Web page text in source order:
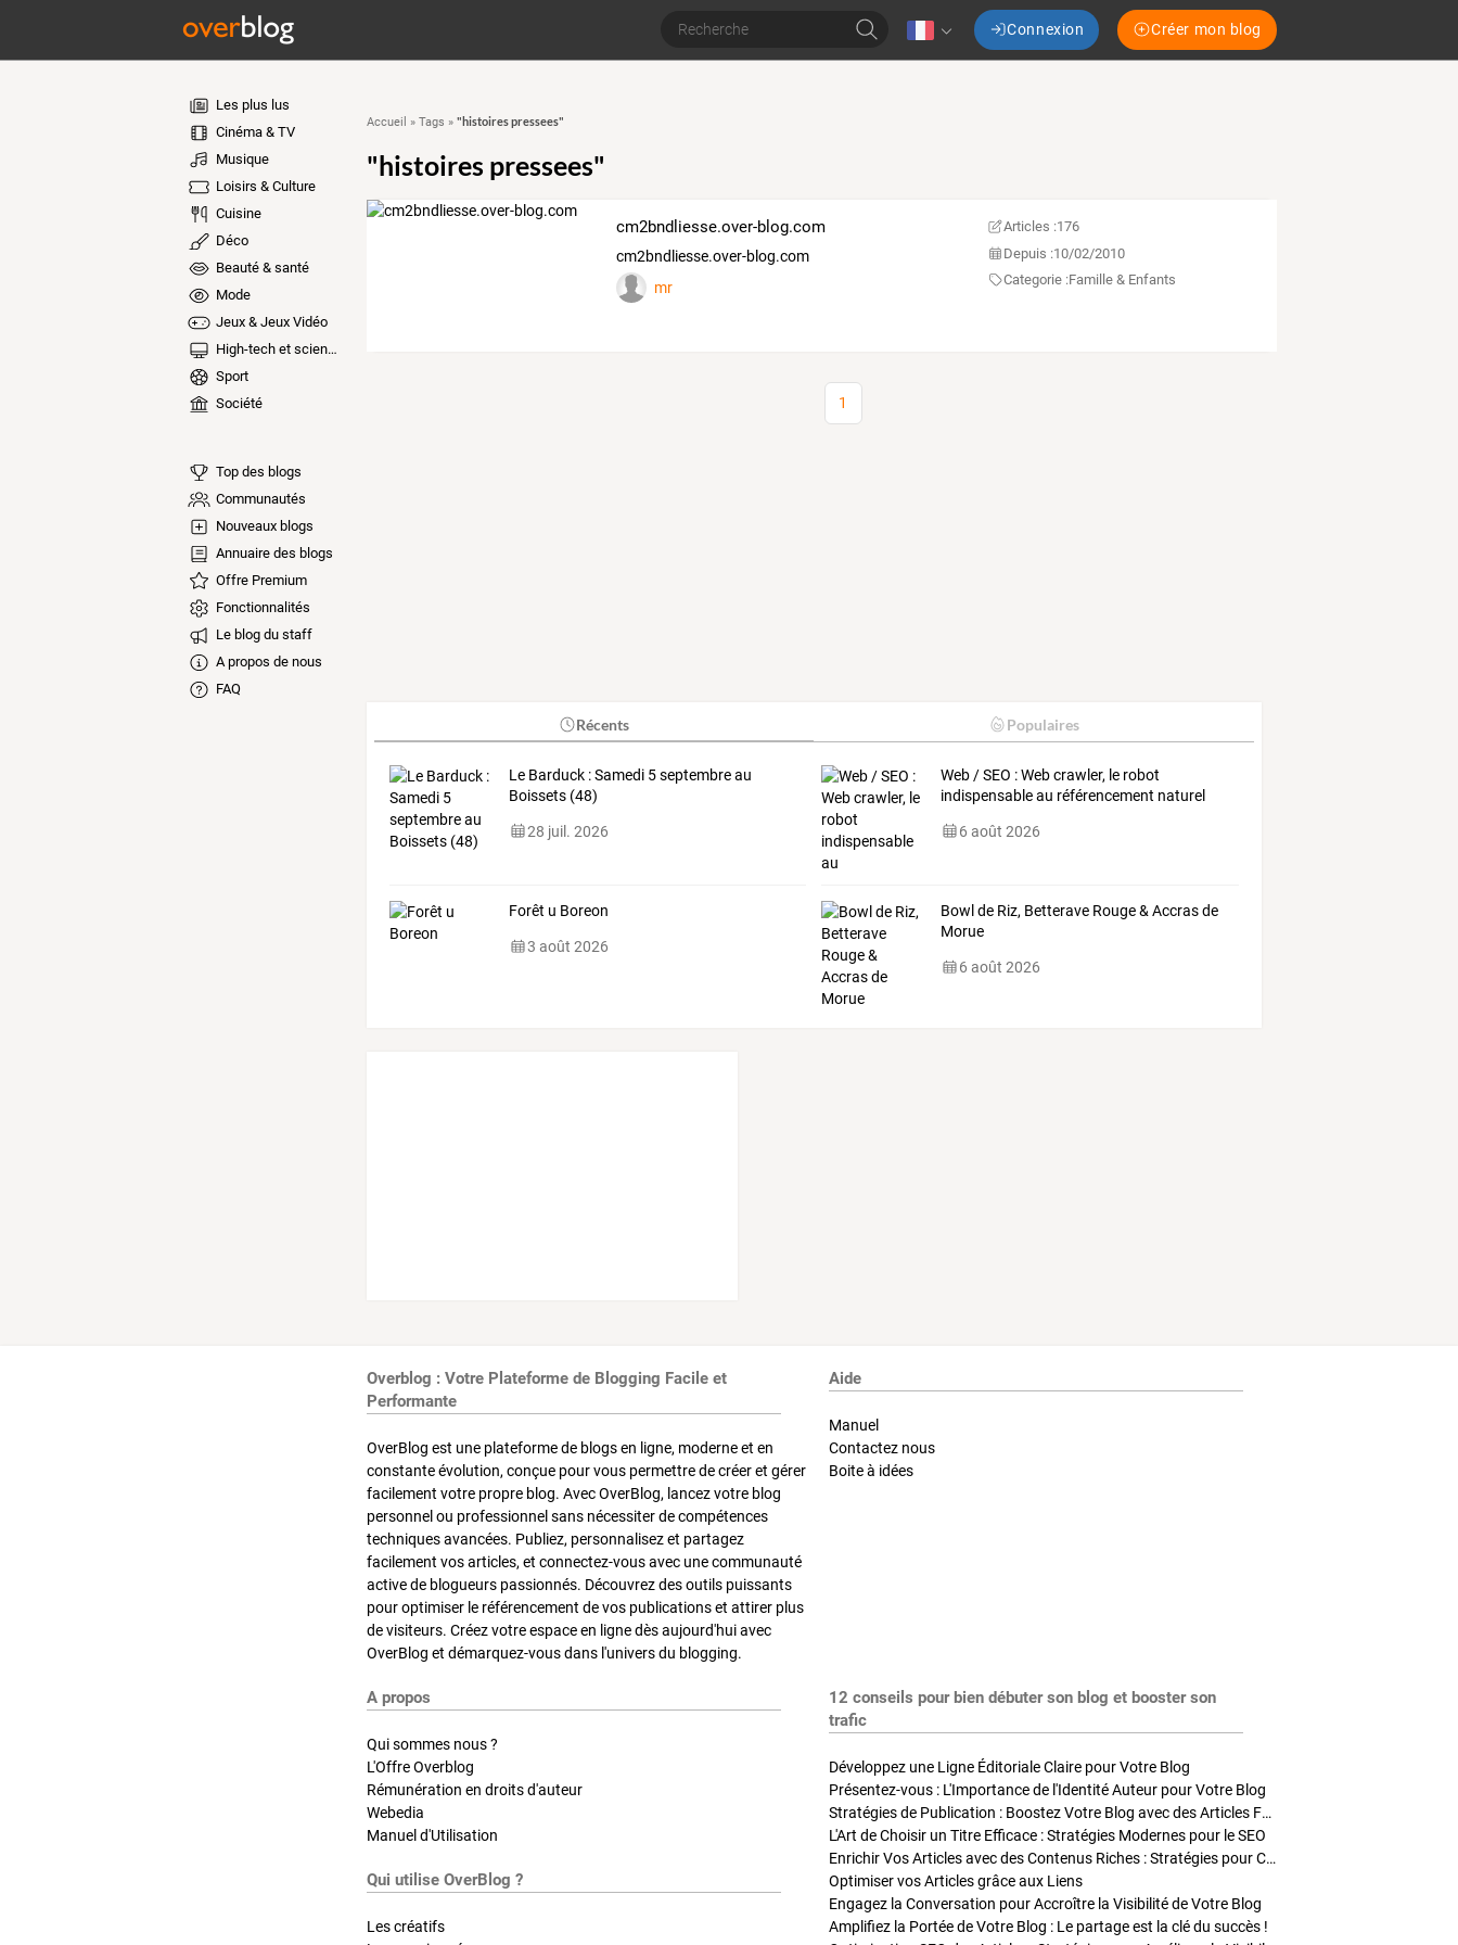
Connexion Créer mon blog
Les plus lus
Cinéma & TV
Musique
Loisirs & Culture
Cuisine
Déco
Beauté & santé
Mode
Jeux & Jeux Vidéo
High-tech et sciences
Sport
Société
Top des blogs
Communautés
Nouveaux blogs
Annuaire des blogs
Offre Premium
Fonctionnalités
Le blog du staff
A propos de nous
FAQ
Accueil » Tags » "histoires pressees"
"histoires pressees"
cm2bndliesse.over-blog.com
cm2bndliesse.over-blog.com
mr
Articles :176
Depuis :10/02/2010
Categorie :Famille & Enfants
1
Récents Populaires
Le Barduck : Samedi 5 septembre au
Boissets (48)
28 juil. 2026
Web / SEO : Web crawler, le robot
indispensable au référencement naturel
6 août 2026
Forêt u Boreon
3 août 2026
Bowl de Riz, Betterave Rouge & Accras de
Morue
6 août 2026
Overblog : Votre Plateforme de Blogging Facile et
Performante
OverBlog est une plateforme de blogs en ligne, moderne et en
constante évolution, conçue pour vous permettre de créer et gérer
facilement votre propre blog. Avec OverBlog, lancez votre blog
personnel ou professionnel sans nécessiter de compétences
techniques avancées. Publiez, personnalisez et partagez
facilement vos articles, et connectez-vous avec une communauté
active de blogueurs passionnés. Découvrez des outils puissants
pour optimiser le référencement de vos publications et attirer plus
de visiteurs. Créez votre espace en ligne dès aujourd'hui avec
OverBlog et démarquez-vous dans l'univers du blogging.
Aide
Manuel
Contactez nous
Boite à idées
A propos
Qui sommes nous ?
L'Offre Overblog
Rémunération en droits d'auteur
Webedia
Manuel d'Utilisation
Qui utilise OverBlog ?
Les créatifs
12 conseils pour bien débuter son blog et booster son
trafic
Développez une Ligne Éditoriale Claire pour Votre Blog
Présentez-vous : L'Importance de l'Identité Auteur pour Votre Blog
Stratégies de Publication : Boostez Votre Blog avec des Articles Fréquents et Exclusifs
L'Art de Choisir un Titre Efficace : Stratégies Modernes pour le SEO
Enrichir Vos Articles avec des Contenus Riches : Stratégies pour Captiver et Optimiser
Optimiser vos Articles grâce aux Liens
Engagez la Conversation pour Accroître la Visibilité de Votre Blog
Amplifiez la Portée de Votre Blog : Le partage est la clé du succès !